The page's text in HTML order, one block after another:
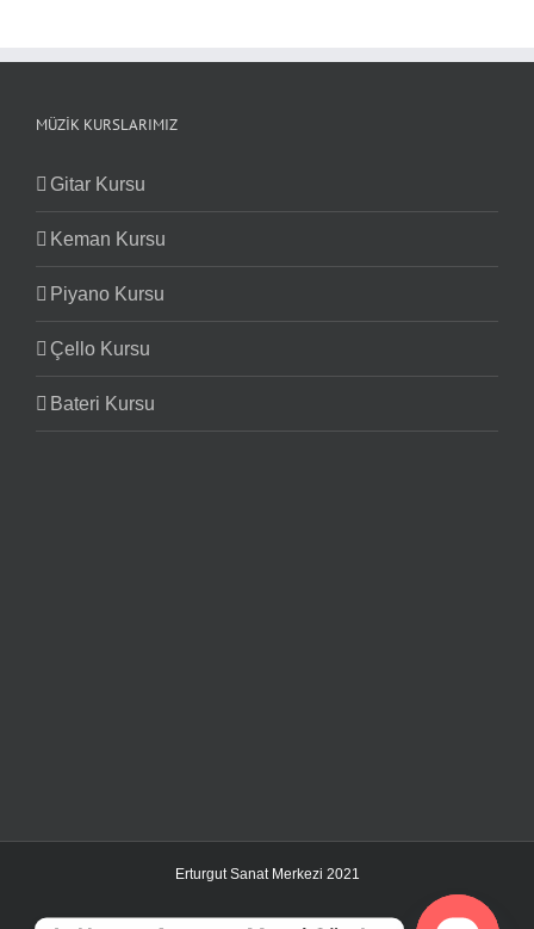
MÜZIK KURSLARIMIZ
Gitar Kursu
Keman Kursu
Piyano Kursu
Çello Kursu
Bateri Kursu
Erturgut Sanat Merkezi 2021